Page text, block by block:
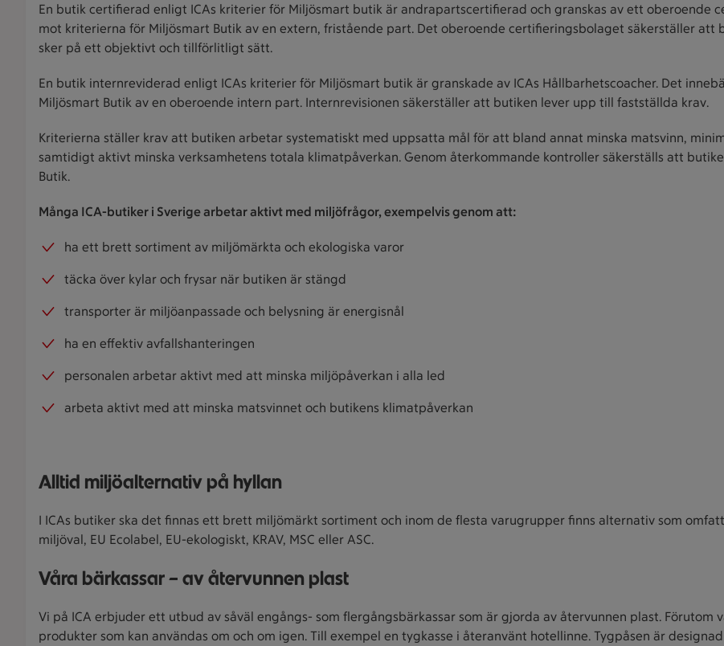
En butik certifierad enligt ICAs kriterier för Miljösmart butik är andrapartscertifierad och granskas av ett oberoende
mot kriterierna för Miljösmart Butik av en extern, fristående part. Det oberoende certifieringsbolaget säkerställer
sker på ett objektivt och tillförlitligt sätt.
En butik internreviderad enligt ICAs kriterier för Miljösmart butik är granskade av ICAs Hållbarhetscoacher. Det
Miljösmart Butik av en oberoende intern part. Internrevisionen säkerställer att butiken lever upp till fastställda krav.
Kriterierna ställer krav att butiken arbetar systematiskt med uppsatta mål för att bland annat minska matsvinn,
samtidigt aktivt minska verksamhetens totala klimatpåverkan. Genom återkommande kontroller säkerställs att
Butik.
Många ICA-butiker i Sverige arbetar aktivt med miljöfrågor, exempelvis genom att:
ha ett brett sortiment av miljömärkta och ekologiska varor
täcka över kylar och frysar när butiken är stängd
transporter är miljöanpassade och belysning är energisnål
ha en effektiv avfallshanteringen
personalen arbetar aktivt med att minska miljöpåverkan i alla led
arbeta aktivt med att minska matsvinnet och butikens klimatpåverkan
Alltid miljöalternativ på hyllan
I ICAs butiker ska det finnas ett brett miljömärkt sortiment och inom de flesta varugrupper finns alternativ som
miljöval, EU Ecolabel, EU-ekologiskt, KRAV, MSC eller ASC.
Våra bärkassar – av återvunnen plast
Vi på ICA erbjuder ett utbud av såväl engångs- som flergångsbärkassar som är gjorda av återvunnen plast. Förutom
produkter som kan användas om och om igen. Till exempel en tygkasse i återanvänt hotellinne. Tygpåsen är